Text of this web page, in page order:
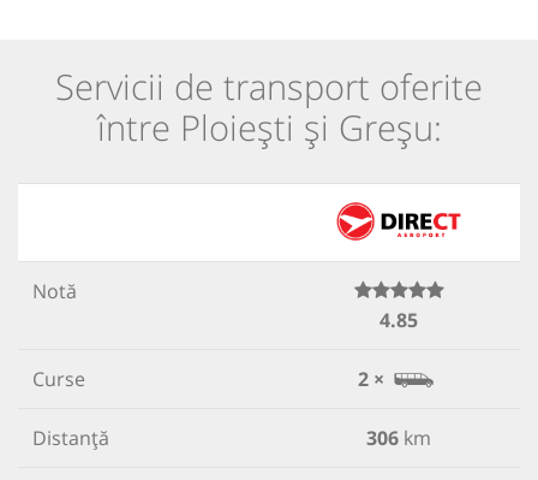
Servicii de transport oferite
între Ploiești și Greșu:
Notă
4.85
Curse 2 ×
Distanță 306 km